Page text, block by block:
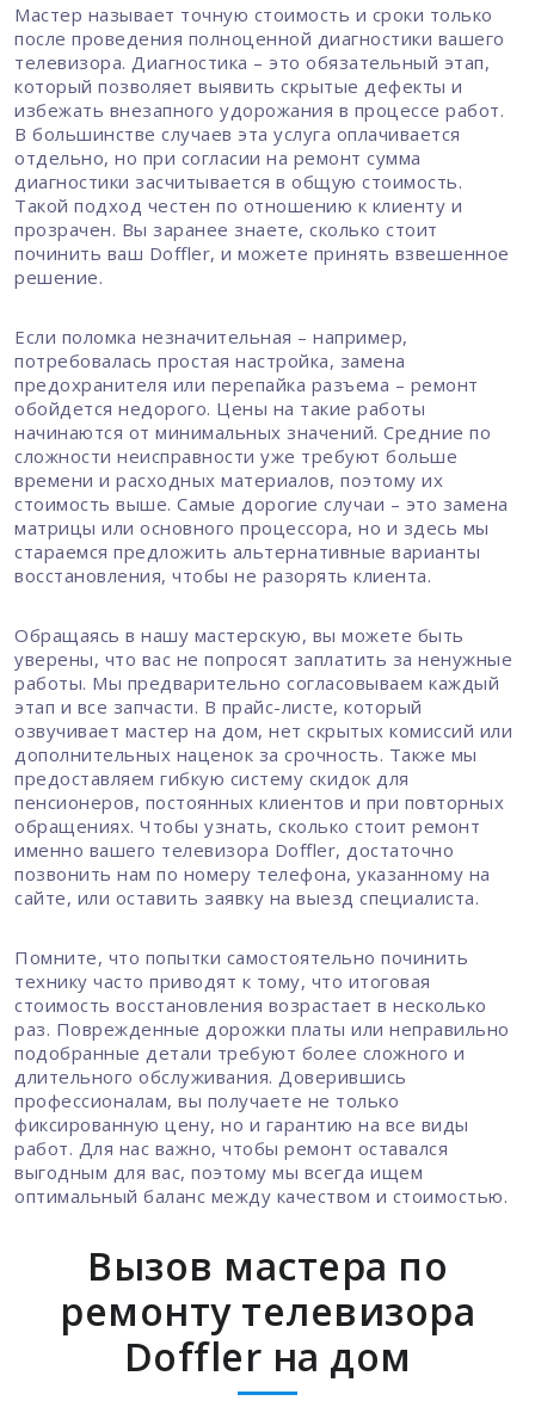
Мастер называет точную стоимость и сроки только
после проведения полноценной диагностики вашего
телевизора. Диагностика – это обязательный этап,
который позволяет выявить скрытые дефекты и
избежать внезапного удорожания в процессе работ.
В большинстве случаев эта услуга оплачивается
отдельно, но при согласии на ремонт сумма
диагностики засчитывается в общую стоимость.
Такой подход честен по отношению к клиенту и
прозрачен. Вы заранее знаете, сколько стоит
починить ваш Doffler, и можете принять взвешенное
решение.
Если поломка незначительная – например,
потребовалась простая настройка, замена
предохранителя или перепайка разъема – ремонт
обойдется недорого. Цены на такие работы
начинаются от минимальных значений. Средние по
сложности неисправности уже требуют больше
времени и расходных материалов, поэтому их
стоимость выше. Самые дорогие случаи – это замена
матрицы или основного процессора, но и здесь мы
стараемся предложить альтернативные варианты
восстановления, чтобы не разорять клиента.
Обращаясь в нашу мастерскую, вы можете быть
уверены, что вас не попросят заплатить за ненужные
работы. Мы предварительно согласовываем каждый
этап и все запчасти. В прайс-листе, который
озвучивает мастер на дом, нет скрытых комиссий или
дополнительных наценок за срочность. Также мы
предоставляем гибкую систему скидок для
пенсионеров, постоянных клиентов и при повторных
обращениях. Чтобы узнать, сколько стоит ремонт
именно вашего телевизора Doffler, достаточно
позвонить нам по номеру телефона, указанному на
сайте, или оставить заявку на выезд специалиста.
Помните, что попытки самостоятельно починить
технику часто приводят к тому, что итоговая
стоимость восстановления возрастает в несколько
раз. Поврежденные дорожки платы или неправильно
подобранные детали требуют более сложного и
длительного обслуживания. Доверившись
профессионалам, вы получаете не только
фиксированную цену, но и гарантию на все виды
работ. Для нас важно, чтобы ремонт оставался
выгодным для вас, поэтому мы всегда ищем
оптимальный баланс между качеством и стоимостью.
Вызов мастера по
ремонту телевизора
Doffler на дом